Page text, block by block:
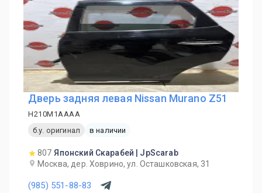
Дверь задняя левая Nissan Murano Z51
H210M1AAAA
б.у. оригинал
в наличии
807 Японский Скарабей | JpScarab
Москва, дер. Ховрино, ул. Осташковская, 31
(985) 551-88-83